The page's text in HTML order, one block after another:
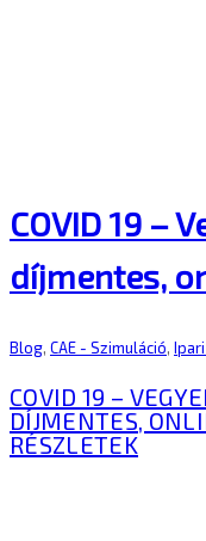
COVID 19 –
díjmentes,
Blog, CAE - Szimuláció,
COVID 19 –
DÍJMENTES,
RÉSZLETEK